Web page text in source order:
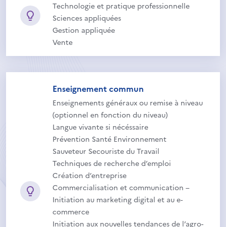
Technologie et pratique professionnelle
Sciences appliquées
Gestion appliquée
Vente
Enseignement commun
Enseignements généraux ou remise à niveau
(optionnel en fonction du niveau)
Langue vivante si nécéssaire
Prévention Santé Environnement
Sauveteur Secouriste du Travail
Techniques de recherche d’emploi
Création d’entreprise
Commercialisation et communication –
Initiation au marketing digital et au e-
commerce
Initiation aux nouvelles tendances de l’agro-